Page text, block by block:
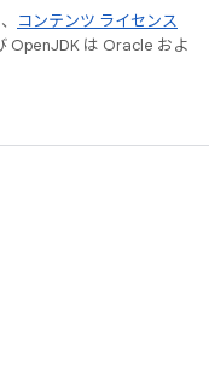
コンテンツ ライセンス
OpenJDK は Oracle およ